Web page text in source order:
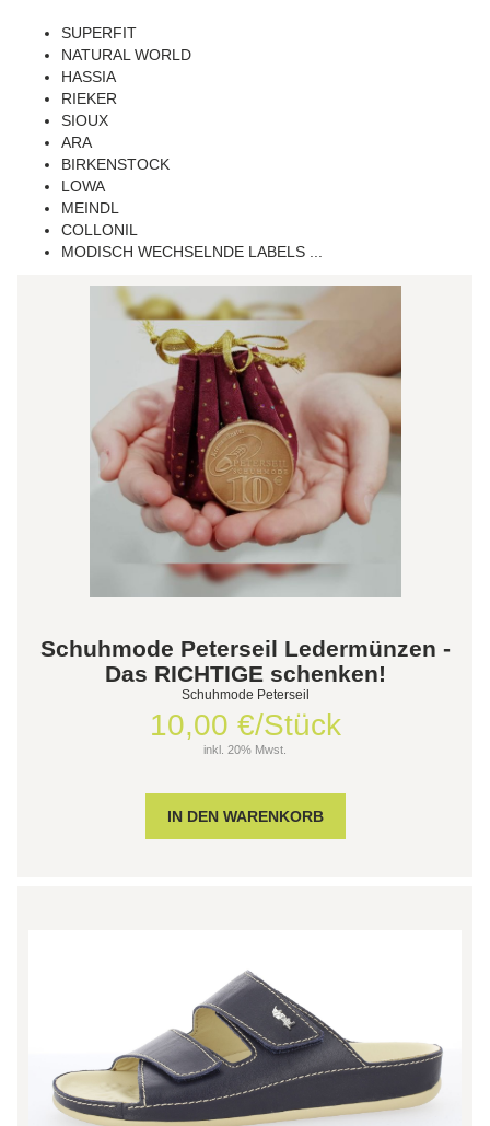
SUPERFIT
NATURAL WORLD
HASSIA
RIEKER
SIOUX
ARA
BIRKENSTOCK
LOWA
MEINDL
COLLONIL
MODISCH WECHSELNDE LABELS ...
Schuhmode Peterseil Ledermünzen -
Das RICHTIGE schenken!
Schuhmode Peterseil
10,00 €/Stück
inkl. 20% Mwst.